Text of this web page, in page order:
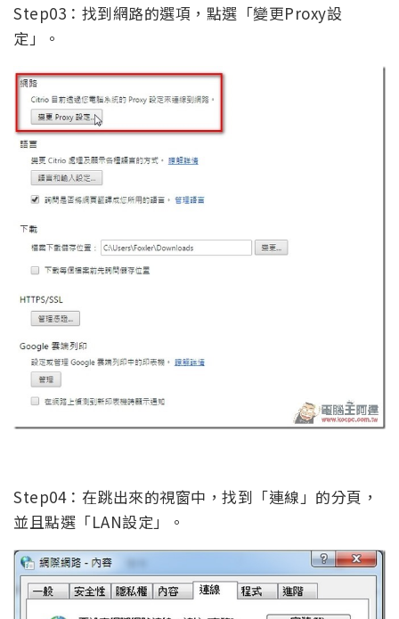
Step03：找到網路的選項，點選「變更Proxy設
定」。
Step04：在跳出來的視窗中，找到「連線」的分頁，
並且點選「LAN設定」。